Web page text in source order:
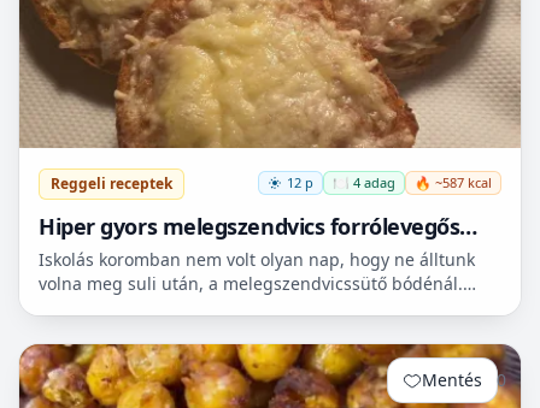
Reggeli receptek 12 p 🍽️ 4 adag 🔥 ~587 kcal
Hiper gyors melegszendvics forrólevegős
sütőbe
Iskolás koromban nem volt olyan nap, hogy ne álltunk
volna meg suli után, a melegszendvicssütő bódénál.
Mentés 0